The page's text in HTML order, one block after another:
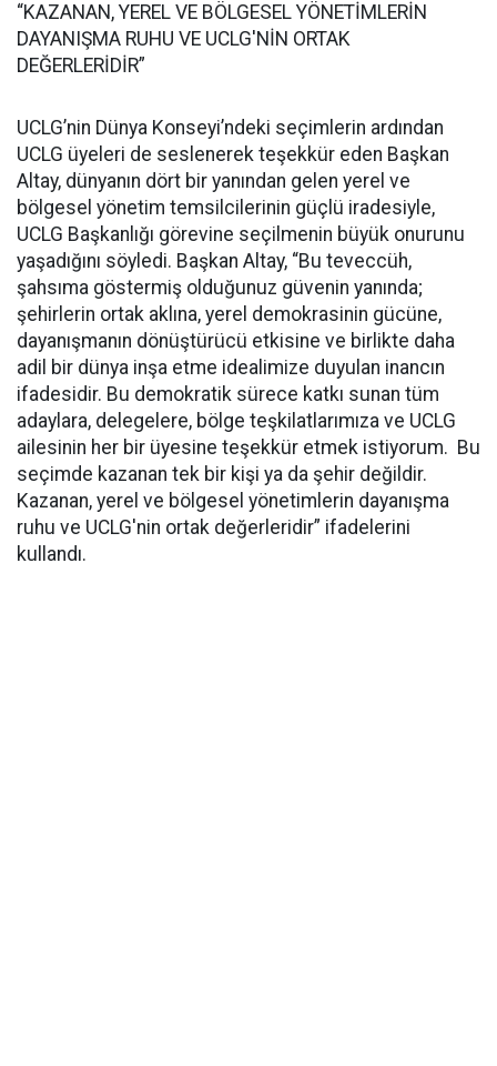
“KAZANAN, YEREL VE BÖLGESEL YÖNETİMLERİN
DAYANIŞMA RUHU VE UCLG'NİN ORTAK
DEĞERLERİDİR”
UCLG’nin Dünya Konseyi’ndeki seçimlerin ardından
UCLG üyeleri de seslenerek teşekkür eden Başkan
Altay, dünyanın dört bir yanından gelen yerel ve
bölgesel yönetim temsilcilerinin güçlü iradesiyle,
UCLG Başkanlığı görevine seçilmenin büyük onurunu
yaşadığını söyledi. Başkan Altay, “Bu teveccüh,
şahsıma göstermiş olduğunuz güvenin yanında;
şehirlerin ortak aklına, yerel demokrasinin gücüne,
dayanışmanın dönüştürücü etkisine ve birlikte daha
adil bir dünya inşa etme idealimize duyulan inancın
ifadesidir. Bu demokratik sürece katkı sunan tüm
adaylara, delegelere, bölge teşkilatlarımıza ve UCLG
ailesinin her bir üyesine teşekkür etmek istiyorum. Bu
seçimde kazanan tek bir kişi ya da şehir değildir.
Kazanan, yerel ve bölgesel yönetimlerin dayanışma
ruhu ve UCLG'nin ortak değerleridir” ifadelerini
kullandı.